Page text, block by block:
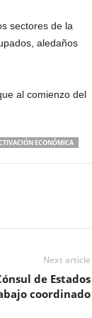
sectores de la
aledaños
al comienzo del
ECONÓMICA
Next article
de Estados
coordinado